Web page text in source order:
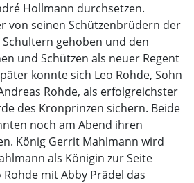
Hollmann durchsetzen.
von seinen Schützenbrüdern der
Schultern gehoben und den
und Schützen als neuer Regent
konnte sich Leo Rohde, Sohn
Rohde, als erfolgreichster
des Kronprinzen sichern. Beide
noch am Abend ihren
König Gerrit Mahlmann wird
als Königin zur Seite
mit Abby Prädel das